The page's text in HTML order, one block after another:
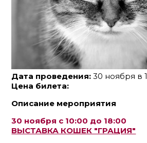
Дата проведения: 30 ноября в
Цена билета:
Описание мероприятия
30 ноября с 10:00 до 18:00
ВЫСТАВКА КОШЕК "ГРАЦИЯ"